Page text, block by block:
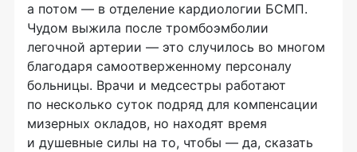
а потом — в отделение кардиологии БСМП.
Чудом выжила после тромбоэмболии
легочной артерии — это случилось во многом
благодаря самоотверженному персоналу
больницы. Врачи и медсестры работают
по несколько суток подряд для компенсации
мизерных окладов, но находят время
и душевные силы на то, чтобы — да, сказать